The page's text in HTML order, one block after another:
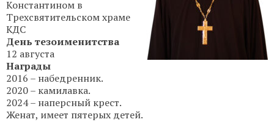
Константином в
Трехсвятительском храме
КДС
День тезоименитства
12 августа
Награды
2016 – набедренник.
2020 – камилавка.
2024 – наперсный крест.
Женат, имеет пятерых детей.